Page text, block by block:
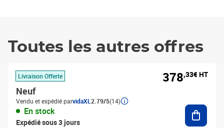
Toutes les autres offres
Livraison Offerte
Neuf
Vendu et expédié parvidaXL 2.79/5(14)
En stock
Expédié sous 3 jours
378,33€ HT